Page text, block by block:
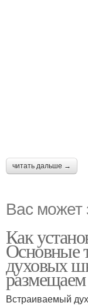
читать дальше →
Вас может
Как
Основные
духовых
Встраиваемый